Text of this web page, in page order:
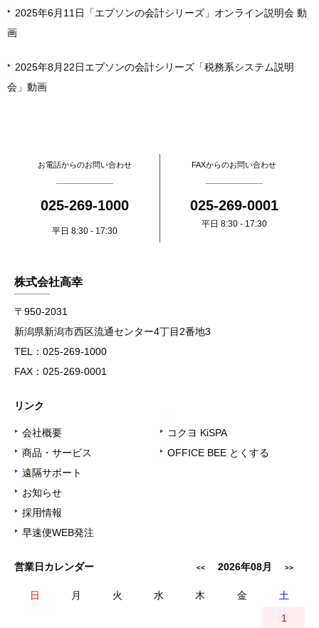
▶
2025年6月11日「エプソンの会計シリーズ」オンライン説明会 動
画
▶
2025年8月22日エプソンの会計シリーズ「税務系システム説明
会」動画
お電話からのお問い合わせ
025-269-1000
平日 8:30 - 17:30
FAXからのお問い合わせ
025-269-0001
平日 8:30 - 17:30
株式会社高幸
〒950-2031
新潟県新潟市西区流通センター4丁目2番地3
TEL：025-269-1000
FAX：025-269-0001
リンク
▶ 会社概要
▶ 商品・サービス
▶ 遠隔サポート
▶ お知らせ
▶ 採用情報
▶ 早速便WEB発注
▶ コクヨ KiSPA
▶ OFFICE BEE とくする
営業日カレンダー <<2026年08月 >>
日 月 火 水 木 金
土
1